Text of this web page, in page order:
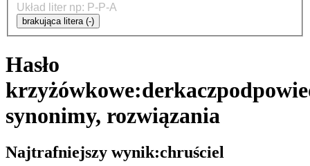
brakująca litera (-)
Hasło
krzyżówkowe:derkacz
synonimy, rozwiązania
Najtrafniejszy wynik:chruściel